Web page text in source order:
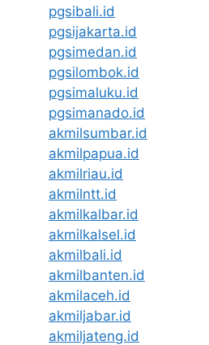
pgsibali.id
pgsijakarta.id
pgsimedan.id
pgsilombok.id
pgsimaluku.id
pgsimanado.id
akmilsumbar.id
akmilpapua.id
akmilriau.id
akmilntt.id
akmilkalbar.id
akmilkalsel.id
akmilbali.id
akmilbanten.id
akmilaceh.id
akmiljabar.id
akmiljateng.id